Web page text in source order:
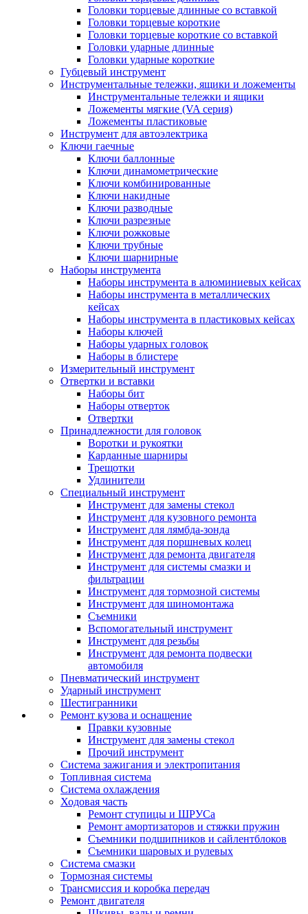
Головки торцевые длинные со вставкой
Головки торцевые короткие
Головки торцевые короткие со вставкой
Головки ударные длинные
Головки ударные короткие
Губцевый инструмент
Инструментальные тележки, ящики и ложементы
Инструментальные тележки и ящики
Ложементы мягкие (VA серия)
Ложементы пластиковые
Инструмент для автоэлектрика
Ключи гаечные
Ключи баллонные
Ключи динамометрические
Ключи комбинированные
Ключи накидные
Ключи разводные
Ключи разрезные
Ключи рожковые
Ключи трубные
Ключи шарнирные
Наборы инструмента
Наборы инструмента в алюминиевых кейсах
Наборы инструмента в металлических
кейсах
Наборы инструмента в пластиковых кейсах
Наборы ключей
Наборы ударных головок
Наборы в блистере
Измерительный инструмент
Отвертки и вставки
Наборы бит
Наборы отверток
Отвертки
Принадлежности для головок
Воротки и рукоятки
Карданные шарниры
Трещотки
Удлинители
Специальный инструмент
Инструмент для замены стекол
Инструмент для кузовного ремонта
Инструмент для лямбда-зонда
Инструмент для поршневых колец
Инструмент для ремонта двигателя
Инструмент для системы смазки и
фильтрации
Инструмент для тормозной системы
Инструмент для шиномонтажа
Съемники
Вспомогательный инструмент
Инструмент для резьбы
Инструмент для ремонта подвески
автомобиля
Пневматический инструмент
Ударный инструмент
Шестигранники
Ремонт кузова и оснащение
Правки кузовные
Инструмент для замены стекол
Прочий инструмент
Система зажигания и электропитания
Топливная система
Система охлаждения
Ходовая часть
Ремонт ступицы и ШРУСа
Ремонт амортизаторов и стяжки пружин
Съемники подшипников и сайлентблоков
Съемники шаровых и рулевых
Система смазки
Тормозная системы
Трансмиссия и коробка передач
Ремонт двигателя